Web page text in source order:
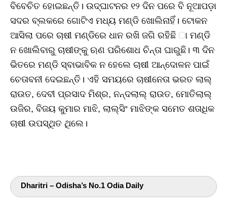
ବିବେଚିତ ହୋଇଛନ୍ତି। ଉଦ୍‌ଘାଟନର ୧୨ ଦିନ ପରେ ବି ନୂଆପଡ଼ା
ସଦର ବ୍ଲକରେ ଗୋଟିଏ ମଧ୍ୟ ମଣ୍ଡି ଖୋଲିନାହିଁ। ଟୋକନ
ଆସିଲା ପରେ ଚାଷୀ ମଣ୍ଡିରେ ଧାନ ରଖି ଜଗି ରହିଛି ା ମଣ୍ଡି
ନ ଖୋଲିବାରୁ ଚାଷୀଙ୍କୁ ଋଣ ପରିଶୋଧ ଚିନ୍ତା ଘାରୁଛି। ୩ ଦିନ
ଭିତରେ ମଣ୍ଡି ସ୍ବାଭାବିକ ନ ହେଲେ ଚାଷୀ ଆନ୍ଦୋଳନ ପାଇଁ
ଚେତାବନୀ ଦେଇଛନ୍ତି। ଏହି ସମୟରେ ଚାଷୀନେତା ଭରତ ଲାଲ୍‌
ରାଉତ, ଦେବୀ ପ୍ରସାଦ ମିଶ୍ର, ନନ୍ଦଲାଲ୍‌ ରାଉତ, ମୋତିଲାଲ୍‌
ଉଜିର, ବିଜୟ କୁମାର ମାଝି, ଲାଲ୍‌ସିଂ ମାଝିଙ୍କ ସମେତ ଶତାଧିକ
ଚାଷୀ ଉପସ୍ଥିତ ଥିଲେ।
Dharitri – Odisha’s No.1 Odia Daily